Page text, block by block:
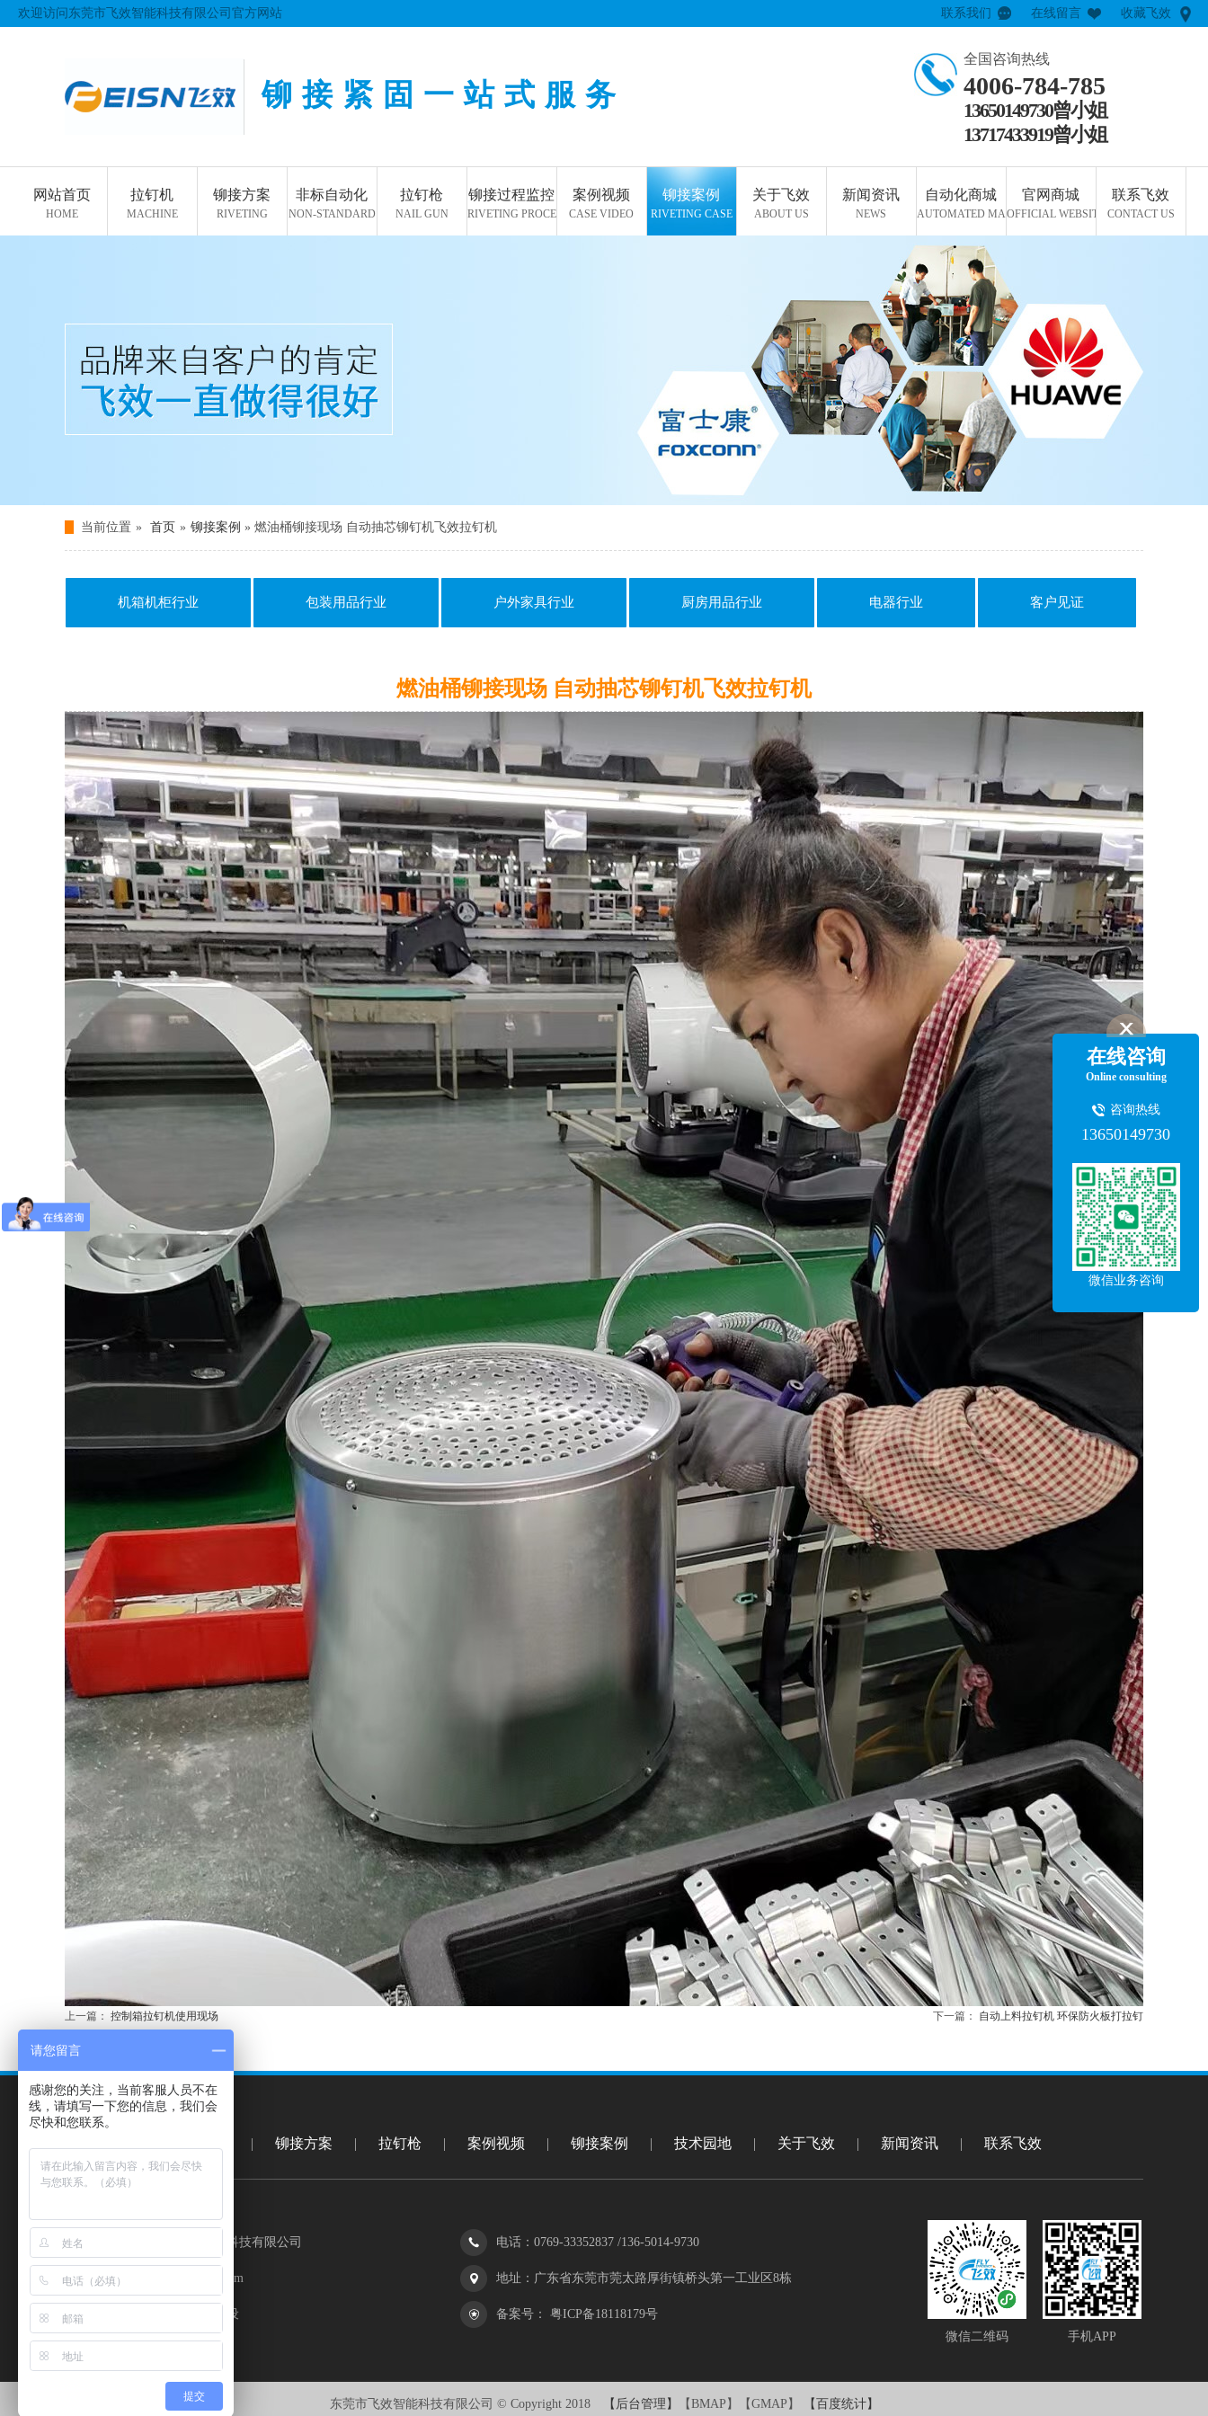
欢迎访问东莞市飞效智能科技有限公司官方网站 联系我们 在线留言 收藏飞效
铆接紧固一站式服务
全国咨询热线
4006-784-785
13650149730曾小姐
13717433919曾小姐
网站首页
HOME
拉钉机
MACHINE
铆接方案
RIVETING
非标自动化
NON-STANDARD
拉钉枪
NAIL GUN
铆接过程监控
RIVETING PROCESS
案例视频
CASE VIDEO
铆接案例
RIVETING CASE
关于飞效
ABOUT US
新闻资讯
NEWS
自动化商城
AUTOMATED MALL
官网商城
OFFICIAL WEBSITE MALL
联系飞效
CONTACT US
当前位置 » 首页 » 铆接案例 » 燃油桶铆接现场 自动抽芯铆钉机飞效拉钉机
机箱机柜行业 包装用品行业 户外家具行业 厨房用品行业 电器行业 客户见证
燃油桶铆接现场 自动抽芯铆钉机飞效拉钉机
上一篇： 控制箱拉钉机使用现场 下一篇： 自动上料拉钉机 环保防火板打拉钉
| 铆接方案 | 拉钉枪 | 案例视频 | 铆接案例 | 技术园地 | 关于飞效 | 新闻资讯 | 联系飞效
公司：东莞市飞效智能科技有限公司 电话：0769-33352837 /136-5014-9730
邮箱：xunjiezdh@126.com 地址：广东省东莞市莞太路厚街镇桥头第一工业区8栋
东莞网站建设 备案号：
粤ICP备18118179号
微信二维码
手机APP
在线咨询
Online consulting
咨询热线
13650149730
微信业务咨询
东莞市飞效智能科技有限公司 © Copyright 2018 【后台管理】 【BMAP】【GMAP】 【百度统计】
请您留言
感谢您的关注，当前客服人员不在
线，请填写一下您的信息，我们会
尽快和您联系。
提交